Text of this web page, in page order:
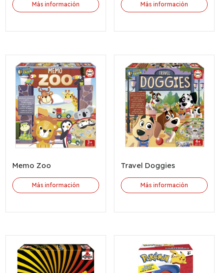
Más información Más información
Memo Zoo
Más información
Travel Doggies
Más información